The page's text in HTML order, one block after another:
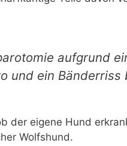
aufgrund
und ein Bänderriss
der eigene Hund
Wolfshund.